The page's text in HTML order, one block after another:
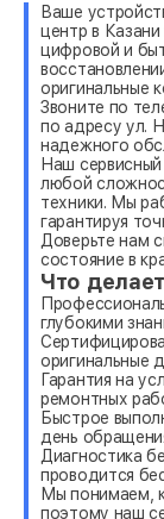
Ваше
центр в
цифровой и
оригинальные
Звоните по
по адресу ул.
надежного
Наш
любой
техники. Мы
гарантируя
Доверьте нам
состояние в
Что
глубокими
оригинальные
Гарантия на
ремонтных
Быстрое
день
Диагностика
проводится
Мы понимаем,
поэтому наш